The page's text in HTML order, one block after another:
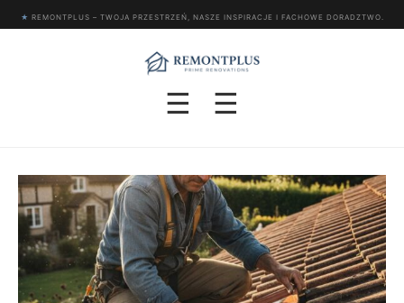
★ REMONTPLUS – TWOJA PRZESTRZEŃ, NASZE INSPIRACJE I FACHOWE DORADZTWO.
☰ ☰